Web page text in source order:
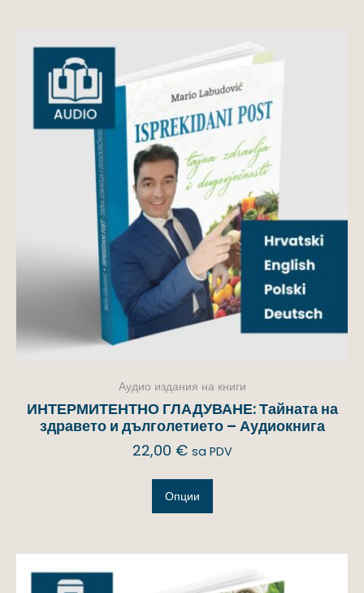
Аудио издания на книги
ИНТЕРМИТЕНТНО ГЛАДУВАНЕ: Тайната на
здравето и дълголетието – Аудиокнига
22,00 € sa PDV
Опции